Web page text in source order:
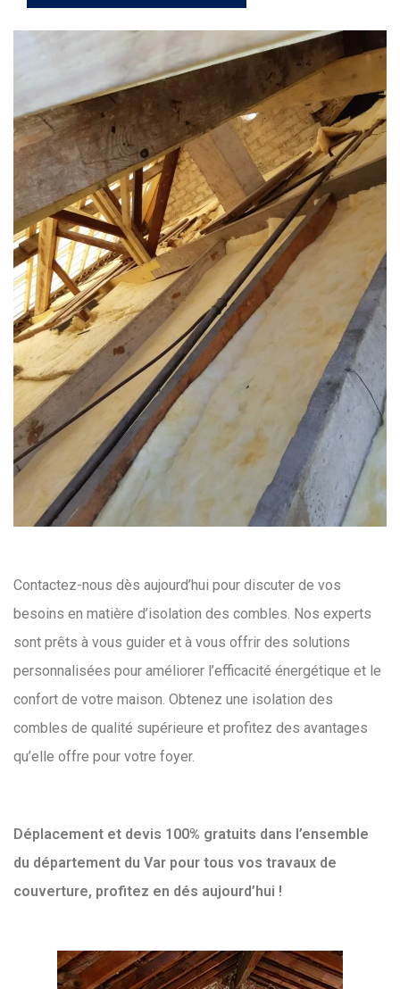
Contactez-nous dès aujourd’hui pour discuter de vos
besoins en matière d’isolation des combles. Nos experts
sont prêts à vous guider et à vous offrir des solutions
personnalisées pour améliorer l’efficacité énergétique et le
confort de votre maison. Obtenez une isolation des
combles de qualité supérieure et profitez des avantages
qu’elle offre pour votre foyer.
Déplacement et devis 100% gratuits dans l’ensemble
du département du Var pour tous vos travaux de
couverture, profitez en dés aujourd’hui !